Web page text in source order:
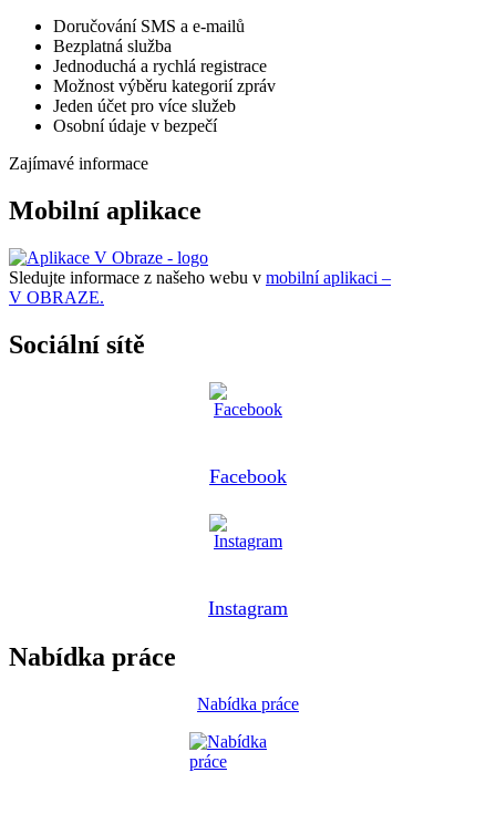
Doručování SMS a e-mailů
Bezplatná služba
Jednoduchá a rychlá registrace
Možnost výběru kategorií zpráv
Jeden účet pro více služeb
Osobní údaje v bezpečí
Zajímavé informace
Mobilní aplikace
Sledujte informace z našeho webu v mobilní aplikaci –
V OBRAZE.
Sociální sítě
Facebook
Instagram
Nabídka práce
Nabídka práce